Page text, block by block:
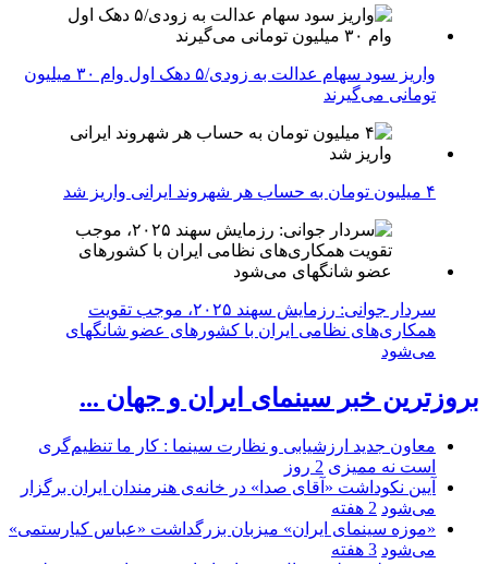
واریز سود سهام عدالت به زودی/۵ دهک اول وام ۳۰ میلیون
تومانی می‌گیرند
۴ میلیون تومان به حساب هر شهروند ایرانی واریز شد
سردار جوانی: رزمایش سهند ۲۰۲۵، موجب تقویت
همکاری‌های نظامی ایران با کشور‌های عضو شانگهای
می‌شود
بروزترین خبر سینمای ایران و جهان ...
معاون جدید ارزشیابی و نظارت سینما : کار ما تنظیم‌گری
است نه ممیزی 2 روز
آیین نکوداشت «آقای صدا» در خانه‌ی هنرمندان ایران برگزار
می‌شود 2 هفته
«موزه سینمای ایران» میزبان بزرگداشت «عباس کیارستمی»
می‌شود 3 هفته